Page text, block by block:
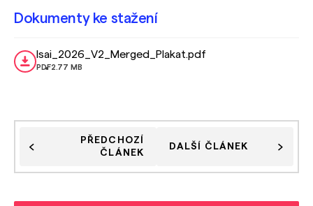
Dokumenty ke stažení
lsai_2026_V2_Merged_Plakat.pdf
PDF2.77 MB
PŘEDCHOZÍ
ČLÁNEK
DALŠÍ ČLÁNEK